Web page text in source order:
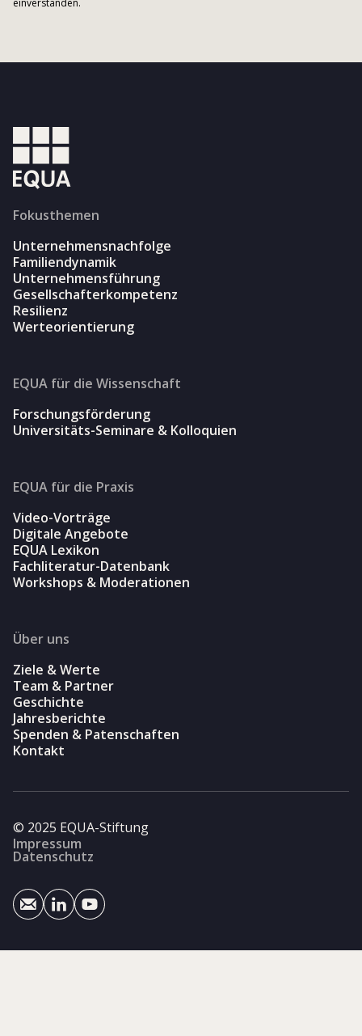
Fokusthemen
Unternehmensnachfolge
Familiendynamik
Unternehmensführung
Gesellschafterkompetenz
Resilienz
Werteorientierung
EQUA für die Wissenschaft
Forschungsförderung
Universitäts-Seminare & Kolloquien
EQUA für die Praxis
Video-Vorträge
Digitale Angebote
EQUA Lexikon
Fachliteratur-Datenbank
Workshops & Moderationen
Über uns
Ziele & Werte
Team & Partner
Geschichte
Jahresberichte
Spenden & Patenschaften
Kontakt
© 2025 EQUA-Stiftung
Impressum
Datenschutz